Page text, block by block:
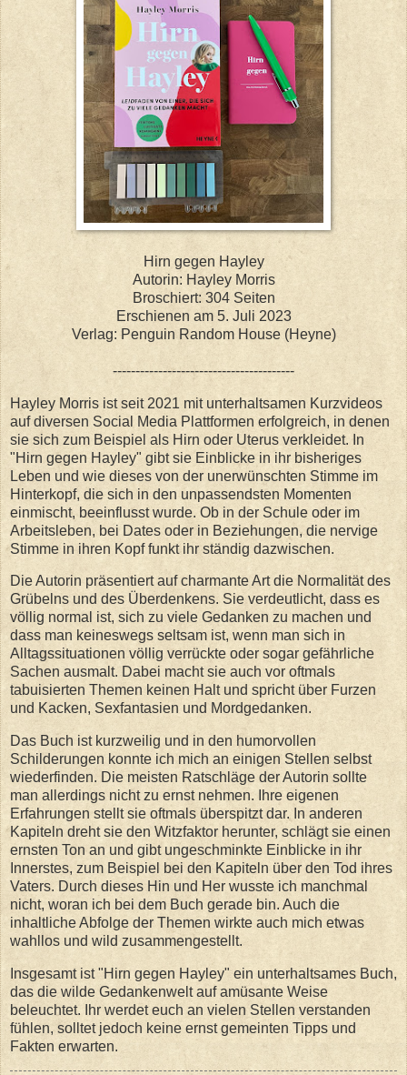
Hirn gegen Hayley
Autorin: Hayley Morris
Broschiert: 304 Seiten
Erschienen am 5. Juli 2023
Verlag: Penguin Random House (Heyne)
----------------------------------------
Hayley Morris ist seit 2021 mit unterhaltsamen Kurzvideos
auf diversen Social Media Plattformen erfolgreich, in denen
sie sich zum Beispiel als Hirn oder Uterus verkleidet. In
"Hirn gegen Hayley" gibt sie Einblicke in ihr bisheriges
Leben und wie dieses von der unerwünschten Stimme im
Hinterkopf, die sich in den unpassendsten Momenten
einmischt, beeinflusst wurde. Ob in der Schule oder im
Arbeitsleben, bei Dates oder in Beziehungen, die nervige
Stimme in ihren Kopf funkt ihr ständig dazwischen.
Die Autorin präsentiert auf charmante Art die Normalität des
Grübelns und des Überdenkens. Sie verdeutlicht, dass es
völlig normal ist, sich zu viele Gedanken zu machen und
dass man keineswegs seltsam ist, wenn man sich in
Alltagssituationen völlig verrückte oder sogar gefährliche
Sachen ausmalt. Dabei macht sie auch vor oftmals
tabuisierten Themen keinen Halt und spricht über Furzen
und Kacken, Sexfantasien und Mordgedanken.
Das Buch ist kurzweilig und in den humorvollen
Schilderungen konnte ich mich an einigen Stellen selbst
wiederfinden. Die meisten Ratschläge der Autorin sollte
man allerdings nicht zu ernst nehmen. Ihre eigenen
Erfahrungen stellt sie oftmals überspitzt dar. In anderen
Kapiteln dreht sie den Witzfaktor herunter, schlägt sie einen
ernsten Ton an und gibt ungeschminkte Einblicke in ihr
Innerstes, zum Beispiel bei den Kapiteln über den Tod ihres
Vaters. Durch dieses Hin und Her wusste ich manchmal
nicht, woran ich bei dem Buch gerade bin. Auch die
inhaltliche Abfolge der Themen wirkte auch mich etwas
wahllos und wild zusammengestellt.
Insgesamt ist "Hirn gegen Hayley" ein unterhaltsames Buch,
das die wilde Gedankenwelt auf amüsante Weise
beleuchtet. Ihr werdet euch an vielen Stellen verstanden
fühlen, solltet jedoch keine ernst gemeinten Tipps und
Fakten erwarten.